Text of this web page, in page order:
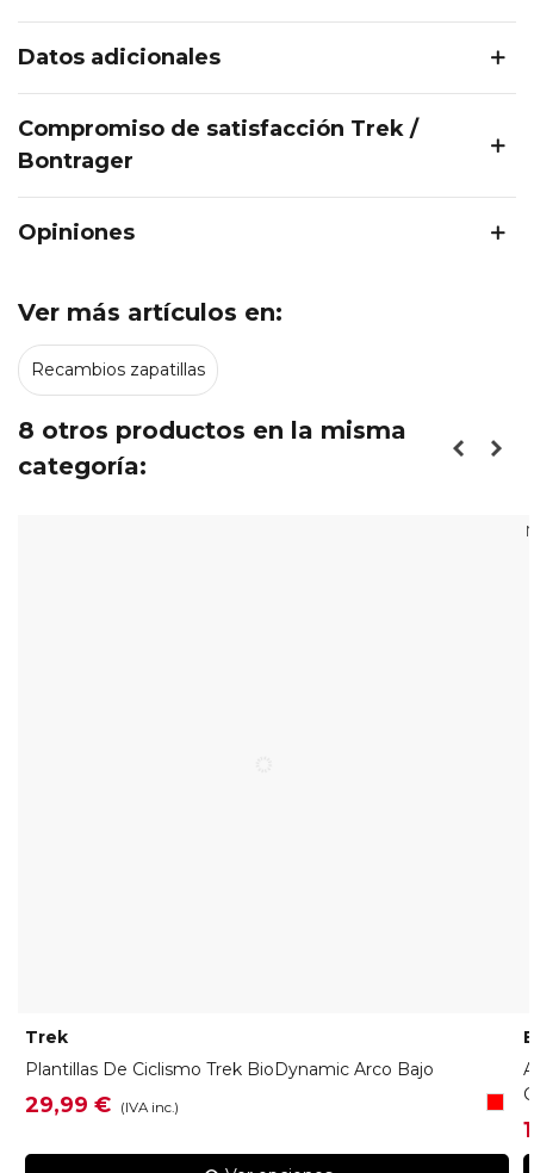
Datos adicionales
Compromiso de satisfacción Trek /
Bontrager
Opiniones
Ver más artículos en:
Recambios zapatillas
8 otros productos en la misma
categoría:
Trek
Plantillas De Ciclismo Trek BioDynamic Arco Bajo
29,99 € (IVA inc.) Rojo